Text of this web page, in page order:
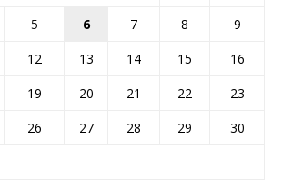
5 6 7 8
9
12 13 14 15
16
19 20 21 22
23
26 27 28 29
30